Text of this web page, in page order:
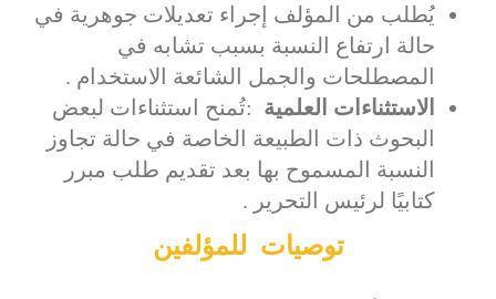
يُطلب من المؤلف إجراء تعديلات جوهرية في
حالة ارتفاع النسبة بسبب تشابه في
المصطلحات والجمل الشائعة الاستخدام .
الاستثناءات العلمية :تُمنح استثناءات لبعض
البحوث ذات الطبيعة الخاصة في حالة تجاوز
النسبة المسموح بها بعد تقديم طلب مبرر
كتابيًا لرئيس التحرير .
توصيات للمؤلفين